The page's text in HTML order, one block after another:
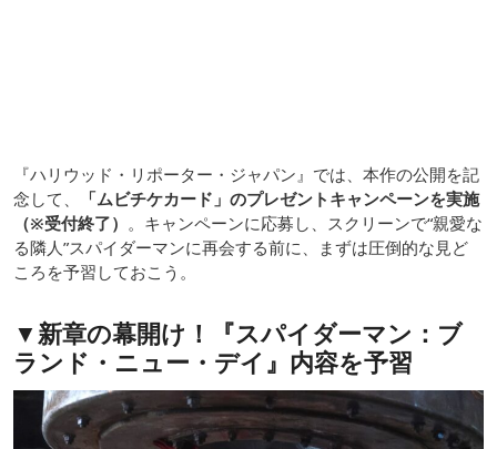
『ハリウッド・リポーター・ジャパン』では、本作の公開を記
念して、
「ムビチケカード」のプレゼントキャンペーンを実施
（※受付終了） 。キャンペーンに応募し、スクリーンで“親愛な
る隣人”スパイダーマンに再会する前に、まずは圧倒的な見ど
ころを予習しておこう。
▼新章の幕開け！『スパイダーマン：ブ
ランド・ニュー・デイ』内容を予習